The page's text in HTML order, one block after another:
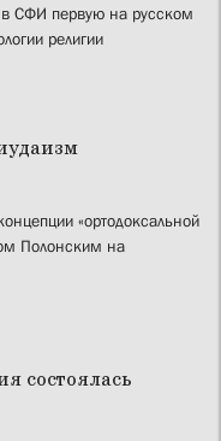
в СФИ первую на русском
религии
«ортодоксальной
Полонским на